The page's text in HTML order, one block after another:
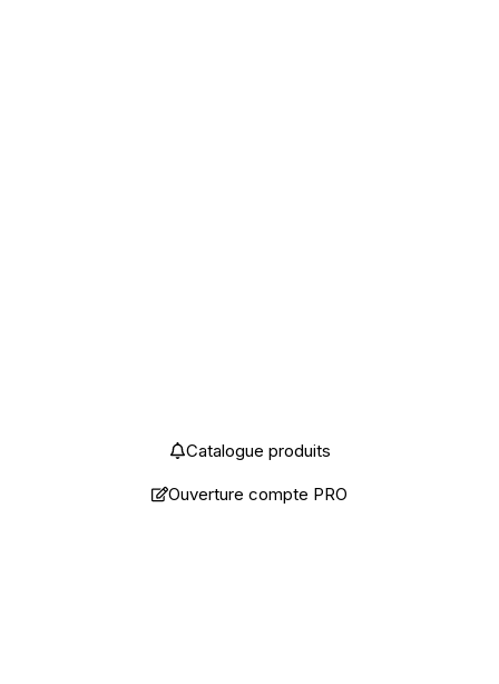
Catalogue produits
Ouverture compte PRO